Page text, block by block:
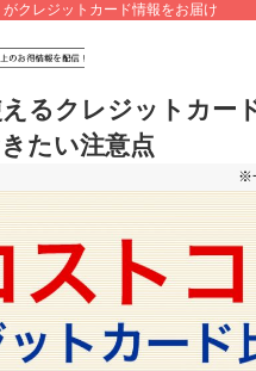
クレジットカード情報をお届け
るクレジットカー
たい注意点
※